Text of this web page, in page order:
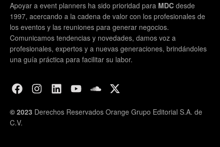
Apoyar a event planners ha sido prioridad para MDC desde
1997, acercando a la cadena de valor con los profesionales de
los eventos y las reuniones para generar negocios.
Comunicamos tendencias y novedades, damos voz a
profesionales, expertos y a nuevas generaciones, brindándoles
una guía práctica para facilitar su labor.
© 2023 Derechos Reservados Orange Grupo Editorial S.A. de
C.V.